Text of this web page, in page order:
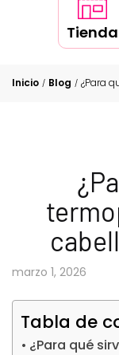
Tienda
Inicio / Blog / ¿Para
marzo 1, 2026
Tabla de
¿Para qué